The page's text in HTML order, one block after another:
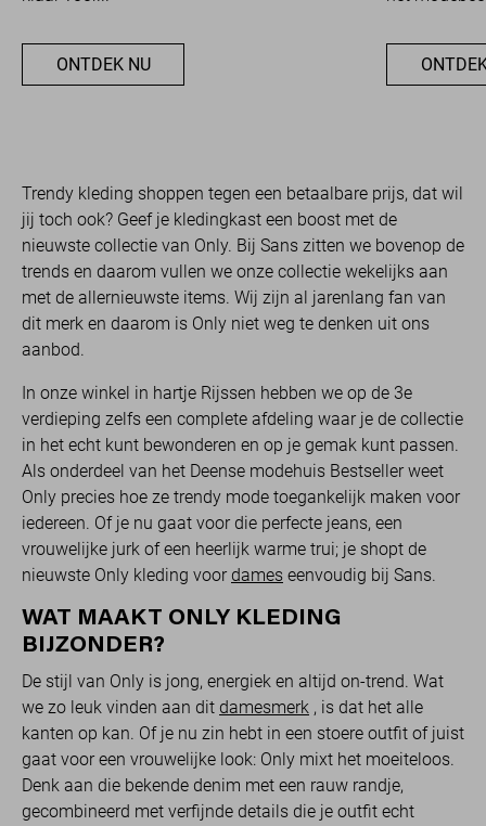
ONTDEK NU
Trendy kleding shoppen tegen een betaalbare prijs, dat wil
jij toch ook? Geef je kledingkast een boost met de
nieuwste collectie van Only. Bij Sans zitten we bovenop de
trends en daarom vullen we onze collectie wekelijks aan
met de allernieuwste items. Wij zijn al jarenlang fan van
dit merk en daarom is Only niet weg te denken uit ons
aanbod.
In onze winkel in hartje Rijssen hebben we op de 3e
verdieping zelfs een complete afdeling waar je de collectie
in het echt kunt bewonderen en op je gemak kunt passen.
Als onderdeel van het Deense modehuis Bestseller weet
Only precies hoe ze trendy mode toegankelijk maken voor
iedereen. Of je nu gaat voor die perfecte jeans, een
vrouwelijke jurk of een heerlijk warme trui; je shopt de
nieuwste Only kleding voor dames eenvoudig bij Sans.
WAT MAAKT ONLY KLEDING
BIJZONDER?
De stijl van Only is jong, energiek en altijd on-trend. Wat
we zo leuk vinden aan dit damesmerk , is dat het alle
kanten op kan. Of je nu zin hebt in een stoere outfit of juist
gaat voor een vrouwelijke look: Only mixt het moeiteloos.
Denk aan die bekende denim met een rauw randje,
gecombineerd met verfijnde details die je outfit echt